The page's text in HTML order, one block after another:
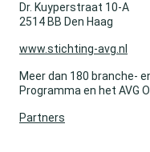
Dr. Kuyperstraat 10-A
2514 BB Den Haag
www.stichting-avg.nl
Meer dan 180 branche-
Programma en het AVG
Partners